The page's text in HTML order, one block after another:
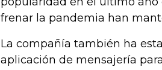
frenar la pandemia han
La compañía también ha
aplicación de mensajería